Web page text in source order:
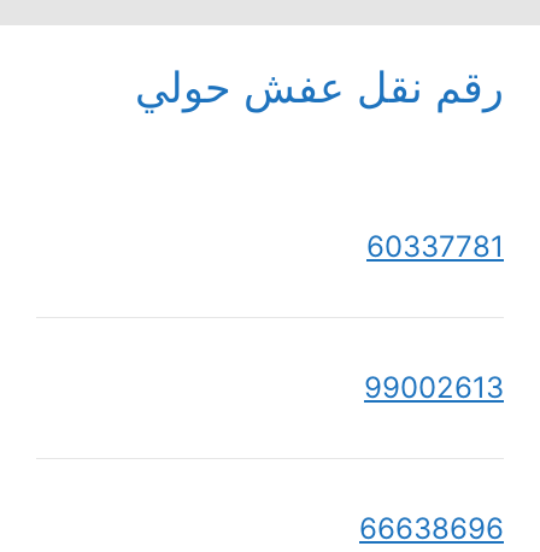
رقم نقل عفش حولي
60337781
99002613
66638696